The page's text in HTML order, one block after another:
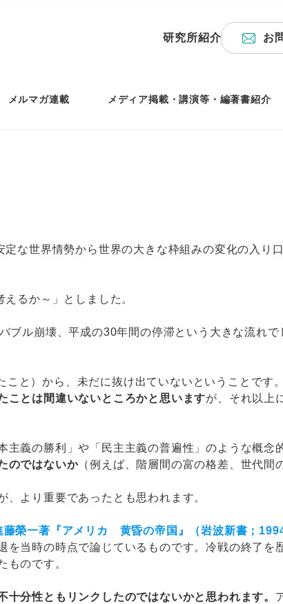
研究所紹介 お
メルマガ連載 メディア掲載・講演等・編著書紹介
な世界情勢から世界の大きな枠組みの変化の入り
るか～」としました。
ル崩壊、平成の30年間の停滞という大きな流れ
と）から、未だに抜け出ていないということです。
ことは間違いないところかと思いますが、それ以上
義の勝利」や「民主主義の普遍性」のような概念
のではないか（例えば、階層間の富の格差、世代間
より重要であったとも思われます。
藤榮一著『アメリカ 黄昏の帝国』（岩波新書；
当時の時点で論じているものです。冷戦の終了を
ものです。
分性ともリンクしたのではないかと思われます。